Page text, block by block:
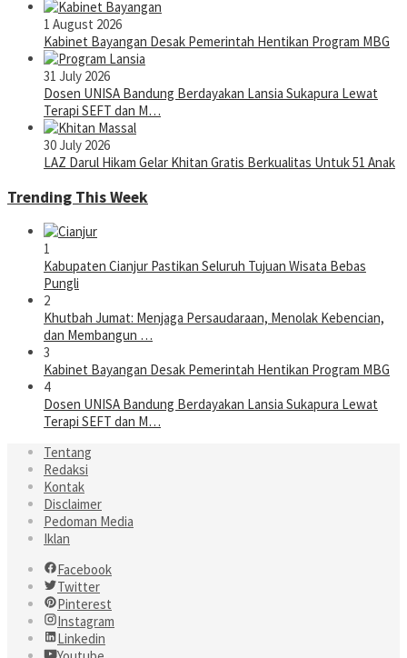
1 August 2026
Kabinet Bayangan Desak Pemerintah Hentikan Program MBG
31 July 2026
Dosen UNISA Bandung Berdayakan Lansia Sukapura Lewat
Terapi SEFT dan M…
30 July 2026
LAZ Darul Hikam Gelar Khitan Gratis Berkualitas Untuk 51 Anak
Trending This Week
1
Kabupaten Cianjur Pastikan Seluruh Tujuan Wisata Bebas
Pungli
2
Khutbah Jumat: Menjaga Persaudaraan, Menolak Kebencian,
dan Membangun …
3
Kabinet Bayangan Desak Pemerintah Hentikan Program MBG
4
Dosen UNISA Bandung Berdayakan Lansia Sukapura Lewat
Terapi SEFT dan M…
Tentang
Redaksi
Kontak
Disclaimer
Pedoman Media
Iklan
Facebook
Twitter
Pinterest
Instagram
Linkedin